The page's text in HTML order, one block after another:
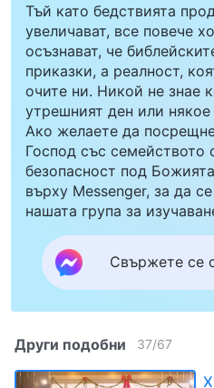
Тъй като бедствията
увеличават, все повече
осъзнават, че
приказки, а реалност,
очите ни. Никой не знае
утрешният ден или
Ако желаете да
Господ със семейството
безопасност под
върху Messenger, за да
нашата група за
Свържете се
Други подобни 37/67